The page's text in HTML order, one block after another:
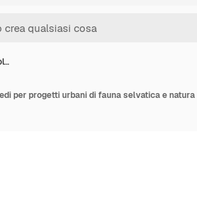
per progetti urbani di fauna selvatica e natura